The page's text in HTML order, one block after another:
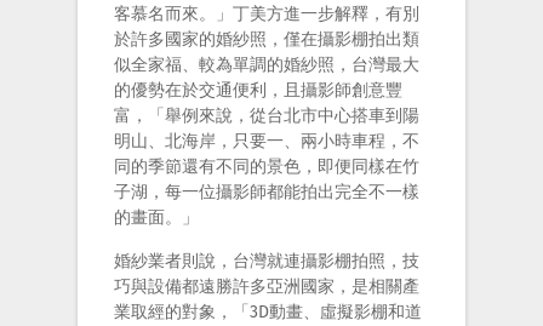
客慕名而來。」丁美方進一步解釋，有別
於許多國家的婚紗照，僅在攝影棚拍出類
似全家福、較為單調的婚紗照，台灣最大
的優勢在於交通便利，且攝影師創意豐
富，「舉例來說，從台北市中心搭車到陽
明山、北海岸，只要一、兩小時車程，不
同的季節還有不同的景色，即便同樣在竹
子湖，每一位攝影師都能拍出完全不一樣
的畫面。」
婚紗業者則說，台灣就連攝影棚拍照，技
巧與設備都遠勝許多亞洲國家，是相關產
業取經的對象，「3D動畫、虛擬影棚和道